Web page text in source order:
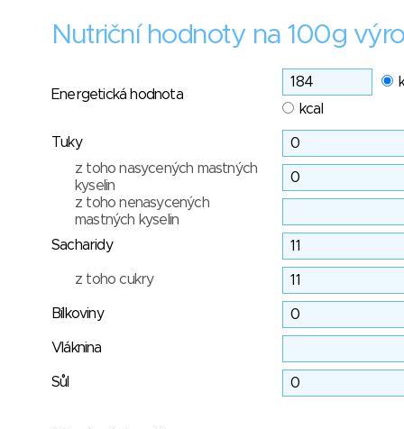
Nutriční hodnoty na 100g
Energetická hodnota
kcal
Tuky
z toho nasycených mastných
kyselin
z toho nenasycených
mastných kyselin
Sacharidy
z toho cukry
Bílkoviny
Vláknina
Sůl